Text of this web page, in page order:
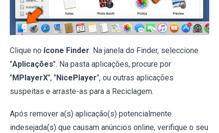
Clique no ícone Finder. Na janela do Finder, seleccione
"Aplicações". Na pasta aplicações, procure por
"MPlayerX", "NicePlayer", ou outras aplicações
suspeitas e arraste-as para a Reciclagem.
Após remover a(s) aplicação(s) potencialmente
indesejada(s) que causam anúncios online, verifique o seu